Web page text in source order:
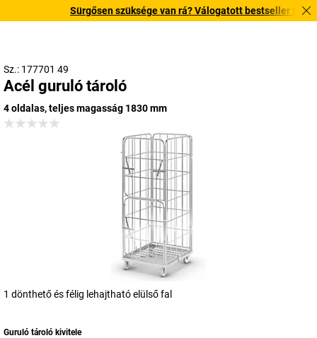
Sürgősen szüksége van rá? Válogatott bestseller
Sz.: 177701 49
Acél guruló tároló
4 oldalas, teljes magasság 1830 mm
1 dönthető és félig lehajtható elülső fal
Guruló tároló kivitele